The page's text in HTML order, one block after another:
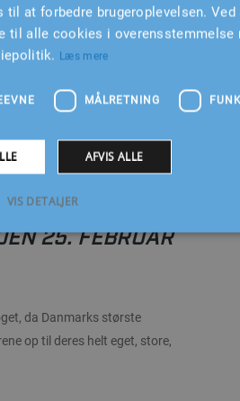
25. FEBRUAR
da Danmarks største
op til deres helt eget, store,
til at forbedre brugeroplevelsen. Ved
til alle cookies i overensstemmelse
Læs mere
MÅLRETNING
AFVIS ALLE
VIS DETALJER